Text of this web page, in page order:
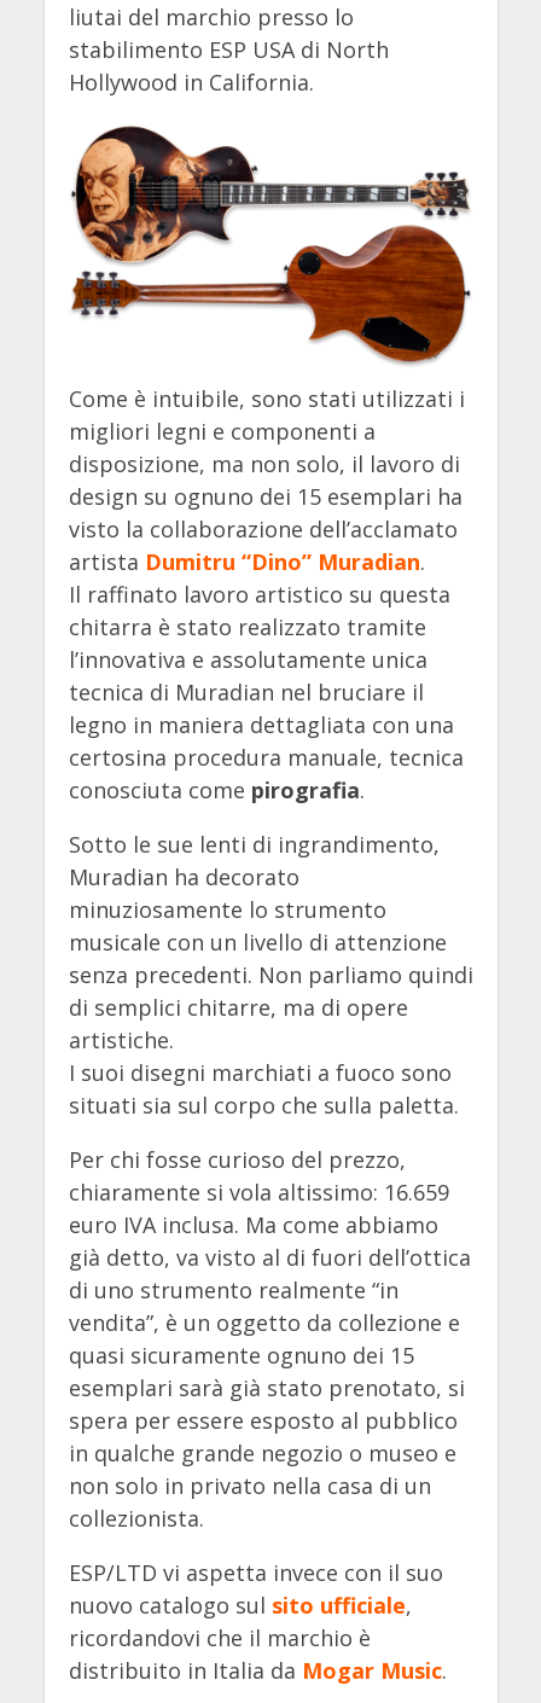
liutai del marchio presso lo
stabilimento ESP USA di North
Hollywood in California.
Come è intuibile, sono stati utilizzati i
migliori legni e componenti a
disposizione, ma non solo, il lavoro di
design su ognuno dei 15 esemplari ha
visto la collaborazione dell’acclamato
artista Dumitru “Dino” Muradian.
Il raffinato lavoro artistico su questa
chitarra è stato realizzato tramite
l’innovativa e assolutamente unica
tecnica di Muradian nel bruciare il
legno in maniera dettagliata con una
certosina procedura manuale, tecnica
conosciuta come pirografia.
Sotto le sue lenti di ingrandimento,
Muradian ha decorato
minuziosamente lo strumento
musicale con un livello di attenzione
senza precedenti. Non parliamo quindi
di semplici chitarre, ma di opere
artistiche.
I suoi disegni marchiati a fuoco sono
situati sia sul corpo che sulla paletta.
Per chi fosse curioso del prezzo,
chiaramente si vola altissimo: 16.659
euro IVA inclusa. Ma come abbiamo
già detto, va visto al di fuori dell’ottica
di uno strumento realmente “in
vendita”, è un oggetto da collezione e
quasi sicuramente ognuno dei 15
esemplari sarà già stato prenotato, si
spera per essere esposto al pubblico
in qualche grande negozio o museo e
non solo in privato nella casa di un
collezionista.
ESP/LTD vi aspetta invece con il suo
nuovo catalogo sul sito ufficiale,
ricordandovi che il marchio è
distribuito in Italia da Mogar Music.